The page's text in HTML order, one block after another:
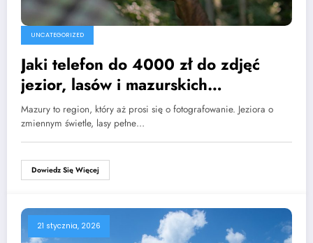
UNCATEGORIZED
Jaki telefon do 4000 zł do zdjęć
jezior, lasów i mazurskich
krajobrazów?
Mazury to region, który aż prosi się o fotografowanie. Jeziora o
zmiennym świetle, lasy pełne…
Dowiedz Się Więcej
21 stycznia, 2026